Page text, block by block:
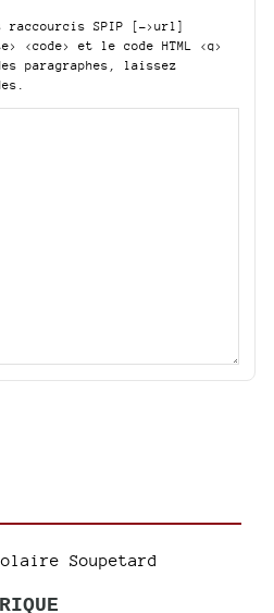
raccourcis SPIP
[->url]
<code>
et le code HTML <q>
paragraphes, laissez
Soupetard